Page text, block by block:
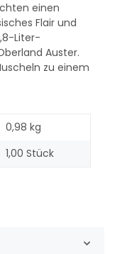
einen
Flair und
Liter-
Auster.
zu einem
0,98 kg
1,00 Stück